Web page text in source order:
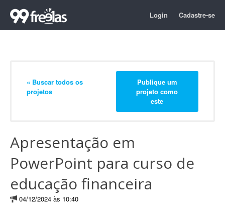
Login Cadastre-se
« Buscar todos os
projetos
Publique um
projeto como
este
Apresentação em
PowerPoint para curso de
educação financeira
04/12/2024 às 10:40